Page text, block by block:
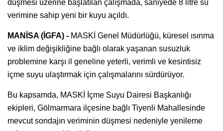
düşmesi üzerine başlatılan çalışmada, saniyede 8 litre su
verimine sahip yeni bir kuyu açıldı.
MANİSA (İGFA) - MASKİ Genel Müdürlüğü, küresel ısınma
ve iklim değişikliğine bağlı olarak yaşanan susuzluk
problemine karşı il geneline yeterli, verimli ve kesintisiz
içme suyu ulaştırmak için çalışmalarını sürdürüyor.
Bu kapsamda, MASKİ İçme Suyu Dairesi Başkanlığı
ekipleri, Gölmarmara ilçesine bağlı Tiyenli Mahallesinde
mevcut sondajın veriminin düşmesi nedeniyle yenileme